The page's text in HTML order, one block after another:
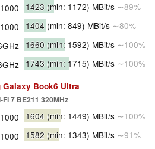
1423 (min: 1172) MBit/s ∼89%
1404 (min: 849) MBit/s ∼80%
1660 (min: 1592) MBit/s ∼100%
1743 (min: 1715) MBit/s ∼100%
Galaxy Book6 Ultra
Fi 7 BE211 320MHz
1604 (min: 1449) MBit/s ∼100%
1582 (min: 1343) MBit/s ∼91%